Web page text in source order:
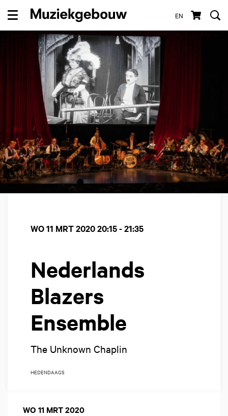
EN
Menu
Nederlands
Blazers
Ensemble
The Unknown Chaplin
WO 11 MRT 202020:15 - 21:35
HEDENDAAGS
WO 11 MRT 2020